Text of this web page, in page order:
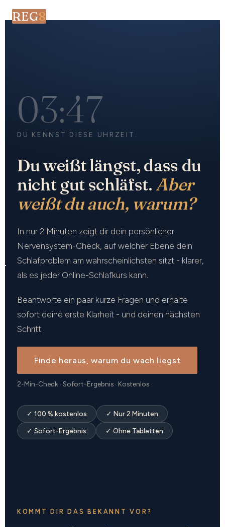
REG8
03:47
DU KENNST DIESE UHRZEIT.
Du weißt längst, dass du
nicht gut schläfst.Aber
weißt du auch, warum?
In nur 2 Minuten zeigt dir dein persönlicher
Nervensystem-Check, auf welcher Ebene dein
Schlafproblem am wahrscheinlichsten sitzt - klarer,
als es jeder Online-Schlafkurs kann.
Beantworte ein paar kurze Fragen und erhalte
sofort deine erste Klarheit - und deinen nächsten
Schritt.
Finde heraus, warum du wach liegst
2-Min-Check · Sofort-Ergebnis · Kostenlos
✓ 100 % kostenlos ✓ Nur 2 Minuten
✓ Sofort-Ergebnis ✓ Ohne Tabletten
KOMMT DIR DAS BEKANNT VOR?